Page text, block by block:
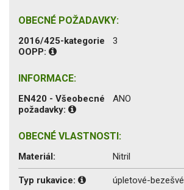
OBECNÉ POŽADAVKY:
2016/425-kategorie
OOPP:
3
INFORMACE:
EN420 - Všeobecné
požadavky:
ANO
OBECNÉ VLASTNOSTI:
Materiál: Nitril
Typ rukavice: úpletové-bezešvé